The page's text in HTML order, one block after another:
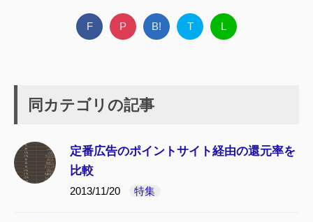
F P B! T L
同カテゴリの記事
定番広告のポイントサイト経由の還元率を
比較
2013/11/20 特集